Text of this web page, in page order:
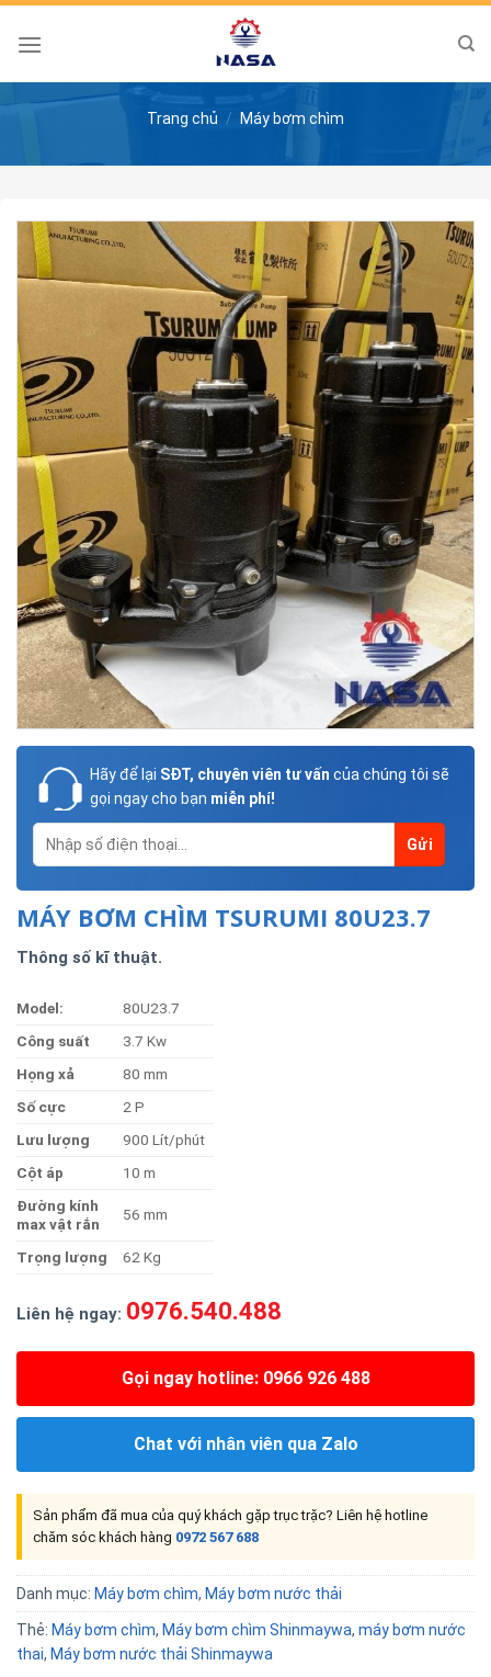
Skip
Trang chủ / Máy bơm chìm
Hãy để lại SĐT, chuyên viên tư vấn của chúng tôi sẽ
gọi ngay cho bạn miễn phí!
MÁY BƠM CHÌM TSURUMI 80U23.7
Thông số kĩ thuật.
Model:
80U23.7
Công suất
3.7 Kw
Họng xả
80 mm
Số cực
2 P
Lưu lượng
900 Lít/phút
Cột áp
10 m
Đường kính
max vật rắn
56 mm
Trọng lượng 62 Kg
Liên hệ ngay: 0976.540.488
Gọi ngay hotline: 0966 926 488
Chat với nhân viên qua Zalo
Sản phẩm đã mua của quý khách gặp trục trặc? Liên hệ hotline
chăm sóc khách hàng 0972 567 688
Danh mục: Máy bơm chìm, Máy bơm nước thải
Thẻ: Máy bơm chìm, Máy bơm chìm Shinmaywa, máy bơm nước
thai, Máy bơm nước thải Shinmaywa